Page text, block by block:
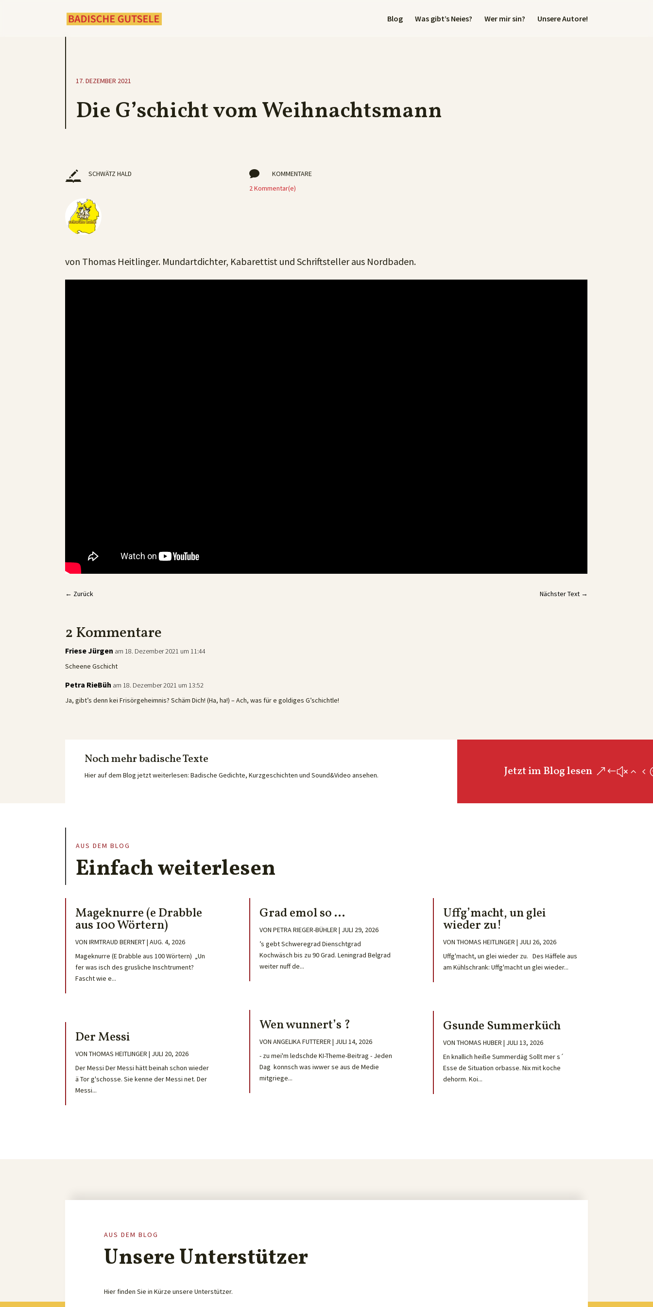
Blog Was gibt’s Neies? Wer mir sin? Unsere Autore!
17. DEZEMBER 2021
Die G’schicht vom Weihnachtsmann
SCHWÄTZ HALD 
KOMMENTARE
2 Kommentar(e)
von Thomas Heitlinger. Mundartdichter, Kabarettist und Schriftsteller aus Nordbaden.
← Zurück Nächster Text→
2 Kommentare
Friese Jürgen am 18. Dezember 2021 um 11:44
Scheene Gschicht
Petra RieBüh am 18. Dezember 2021 um 13:52
Ja, gibt’s denn kei Frisörgeheimnis? Schäm Dich! (Ha, ha!) – Ach, was für e goldiges G’schichtle!
Noch mehr badische Texte
Hier auf dem Blog jetzt weiterlesen: Badische Gedichte, Kurzgeschichten und Sound&Video ansehen. Jetzt im Blog lesen
AUS DEM BLOG
Einfach weiterlesen
Mageknurre (e Drabble
aus 100 Wörtern)
VONIRMTRAUD BERNERT|AUG. 4, 2026
Mageknurre (E Drabble aus 100 Wörtern) „Un
fer was isch des grusliche Inschtrument?
Fascht wie e...
Der Messi
VONTHOMAS HEITLINGER | JULI 20, 2026
Der Messi Der Messi hätt beinah schon wieder
ä Tor g'schosse. Sie kenne der Messi net. Der
Messi...
Grad emol so …
VON PETRA RIEGER-BÜHLER | JULI 29, 2026
’s gebt Schweregrad Dienschtgrad
Kochwäsch bis zu 90 Grad. Leningrad Belgrad
weiter nuff de...
Wen wunnert’s ?
VON ANGELIKA FUTTERER | JULI 14, 2026
- zu mei'm ledschde KI-Theme-Beitrag - Jeden
Dag konnsch was iwwer se aus de Medie
mitgriege...
Uffg’macht, un glei
wieder zu!
VON THOMAS HEITLINGER | JULI 26, 2026
Uffg'macht, un glei wieder zu. Des Häffele aus
am Kühlschrank: Uffg'macht un glei wieder...
Gsunde Summerküch
VON THOMAS HUBER | JULI 13, 2026
En knallich heiße Summerdäg Sollt mer s´
Esse de Situation orbasse. Nix mit koche
dehorm. Koi...
AUS DEM BLOG
Unsere Unterstützer
Hier finden Sie in Kürze unsere Unterstützer.